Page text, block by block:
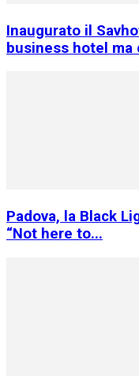
Inaugurato il
business hotel ma
Padova, la Black
“Not here to...